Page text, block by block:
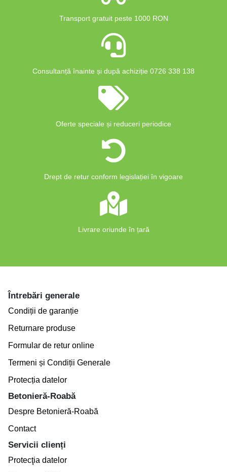
Transport gratuit peste 1000 RON
Consultanță înainte și după achiziție 0726 338 138
Oferte speciale și reduceri periodice
Drept de retur conform legislației în vigoare
Livrare oriunde în țară
Întrebări generale
Condiții de garanție
Returnare produse
Formular de retur online
Termeni și Condiții Generale
Protecția datelor
Betonieră-Roabă
Despre Betonieră-Roabă
Contact
Servicii clienți
Protecţia datelor